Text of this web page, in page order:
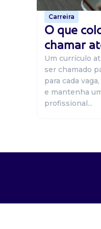
Carreira
O que
chamar
Um currículo
ser chamado
para cada
e mantenha
profissional...